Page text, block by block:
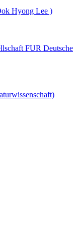
Hyong Lee )
FUR Deutsche